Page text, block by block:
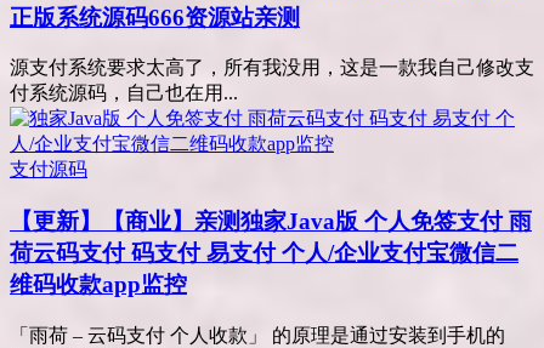
正版系统源码666资源站亲测
源支付系统要求太高了，所有我没用，这是一款我自己修改支
付系统源码，自己也在用...
支付源码
【更新】【商业】亲测独家Java版 个人免签支付 雨
荷云码支付 码支付 易支付 个人/企业支付宝微信二
维码收款app监控
「雨荷 – 云码支付 个人收款」 的原理是通过安装到手机的